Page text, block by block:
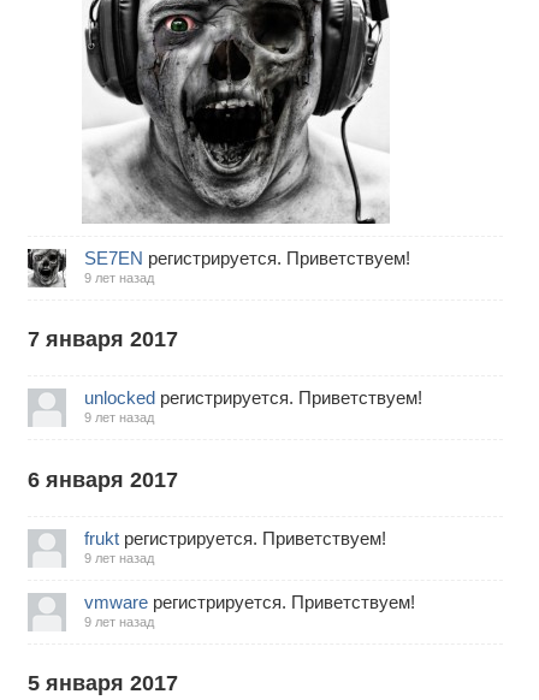
SE7EN регистрируется. Приветствуем!
9 лет назад
7 января 2017
unlockedрегистрируется. Приветствуем!
9 лет назад
6 января 2017
fruktрегистрируется. Приветствуем!
9 лет назад
vmwareрегистрируется. Приветствуем!
9 лет назад
5 января 2017